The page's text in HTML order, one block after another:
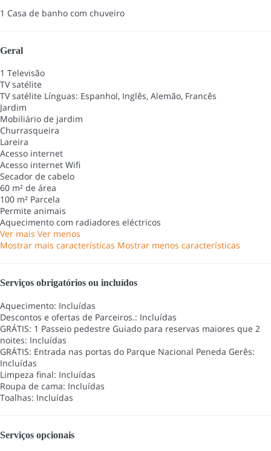
1 Casa de banho com chuveiro
Geral
1 Televisão
TV satélite
TV satélite Línguas: Espanhol, Inglês, Alemão, Francês
Jardim
Mobiliário de jardim
Churrasqueira
Lareira
Acesso internet
Acesso internet Wifi
Secador de cabelo
60 m² de área
100 m² Parcela
Permite animais
Aquecimento com radiadores eléctricos
Ver mais Ver menos
Mostrar mais características Mostrar menos características
Serviços obrigatórios ou incluídos
Aquecimento: Incluídas
Descontos e ofertas de Parceiros.: Incluídas
GRÁTIS: 1 Passeio pedestre Guiado para reservas maiores que 2
noites: Incluídas
GRÁTIS: Entrada nas portas do Parque Nacional Peneda Gerês:
Incluídas
Limpeza final: Incluídas
Roupa de cama: Incluídas
Toalhas: Incluídas
Serviços opcionais